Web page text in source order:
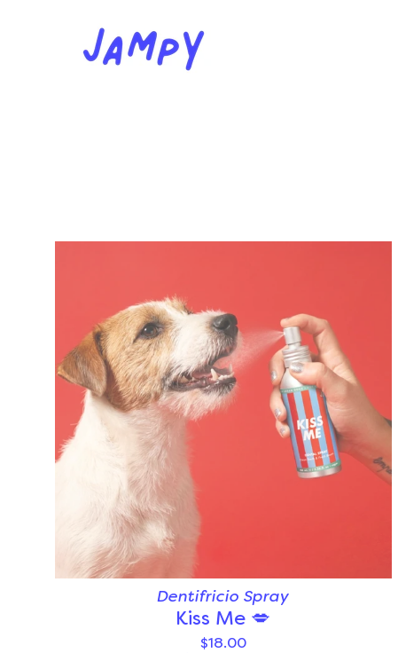
Dentifricio Spray
Kiss Me 💋
$18.00